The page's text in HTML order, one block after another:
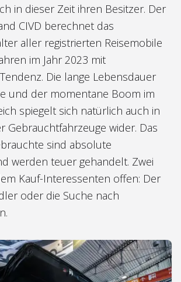
in dieser Zeit ihren Besitzer. Der
CIVD berechnet das
aller registrierten Reisemobile
im Jahr 2023 mit
Die lange Lebensdauer
und der momentane Boom im
spiegelt sich natürlich auch in
Gebrauchtfahrzeuge wider. Das
sind absolute
werden teuer gehandelt. Zwei
Kauf-Interessenten offen: Der
oder die Suche nach